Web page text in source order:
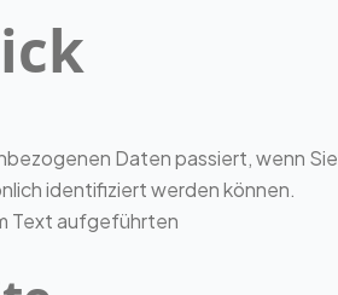
Daten passiert, wenn Sie
identifiziert werden können.
Text aufgeführten